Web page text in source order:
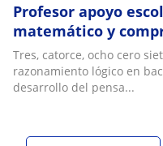
Profesor apoyo
matemático y
Tres, catorce, ocho cero
razonamiento lógico en
desarrollo del pensa...